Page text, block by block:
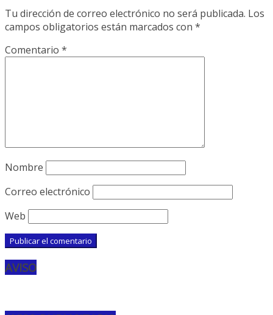
Tu dirección de correo electrónico no será publicada. Los
campos obligatorios están marcados con *
Comentario *
Nombre
Correo electrónico
Web
AVISO